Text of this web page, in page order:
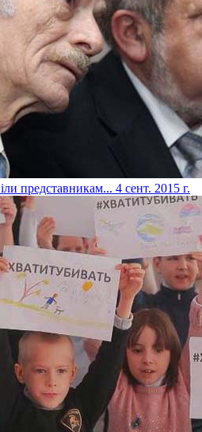
представникам... 4 сент. 2015 г.